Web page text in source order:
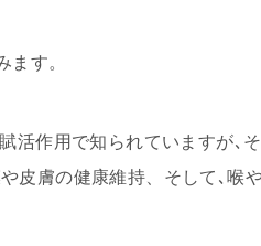
ます。
活作用で知られていますが､
皮膚の健康維持、そして､喉